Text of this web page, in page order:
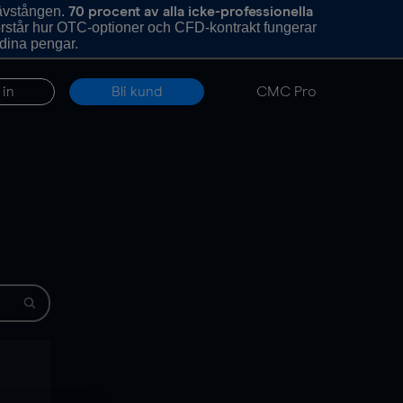
70 procent av alla icke-professionella
hur OTC-optioner och CFD-kontrakt fungerar
pengar.
in Bli kund CMC Pro